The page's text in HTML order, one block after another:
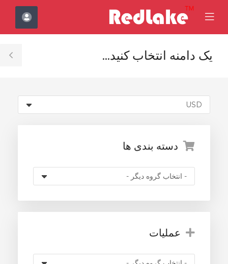
Mobile
Menu
یک دامنه انتخاب کنید...
دسته بندی ها
عملیات